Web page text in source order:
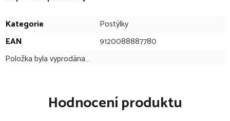
Kategorie
Postýlky
EAN
9120088887780
Položka byla vyprodána…
Hodnocení produktu